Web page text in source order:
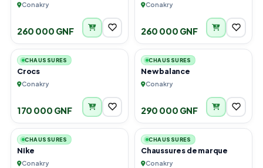
Conakry
260 000 GNF
Conakry
260 000 GNF
3
CHAUSSURES
Crocs
Conakry
170 000 GNF
2
CHAUSSURES
New balance
Conakry
290 000 GNF
4
CHAUSSURES
Nike
Conakry
2
CHAUSSURES
Chaussures de marque
Conakry